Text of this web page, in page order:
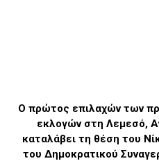
Ο πρώτος επιλαχών των
εκλογών στη Λεμεσό,
καταλάβει τη θέση του
του Δημοκρατικού